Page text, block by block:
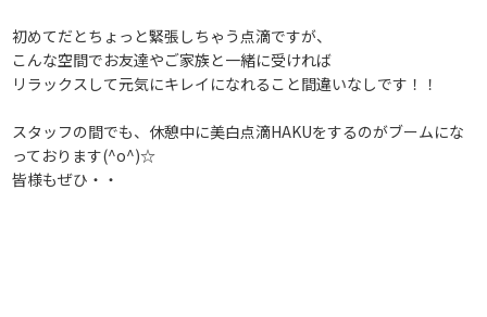
初めてだとちょっと緊張しちゃう点滴ですが、
こんな空間でお友達やご家族と一緒に受ければ
リラックスして元気にキレイになれること間違いなしです！！
スタッフの間でも、休憩中に美白点滴HAKUをするのがブームにな
っております(^o^)☆
皆様もぜひ・・